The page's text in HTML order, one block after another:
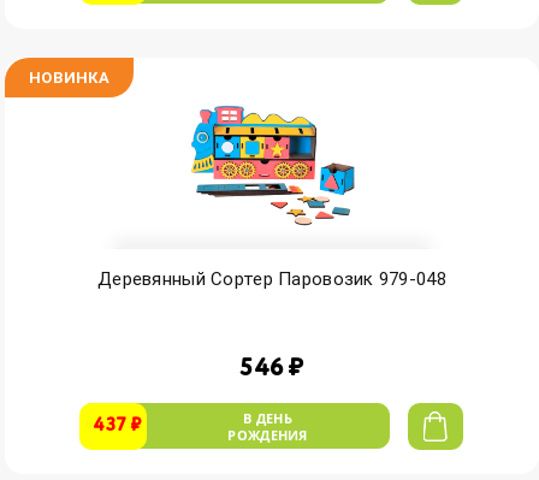
НОВИНКА
Деревянный Сортер Паровозик 979-048
546 ₽
437 ₽
В ДЕНЬ
РОЖДЕНИЯ